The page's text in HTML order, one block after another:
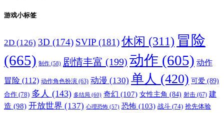
游戏小标签
2D (126) 3D (174) SVIP (181)休闲 (311) 冒险
(665) 制作 (58) 剧情丰富 (199) 动作 (605) 动作
冒险 (112) 动作角色扮演 (63) 动漫 (130) 单人 (420) 可爱 (89)
合作 (78) 多人 (143) 多结局 (60) 奇幻 (107) 女性主角 (84) 射击 (67) 建
造 (98) 开放世界 (137) 心理恐怖 (57) 恐怖 (103) 战斗 (74) 抢先体验